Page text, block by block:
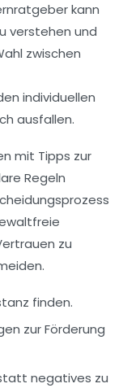
kann
verstehen und
zwischen
individuellen
ausfallen.
mit Tipps zur
Regeln
zu
finden.
zur Förderung
negatives zu